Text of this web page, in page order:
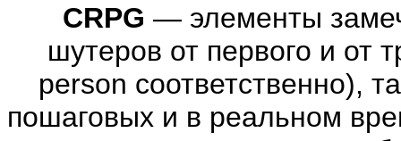
CRPG — элементы
шутеров от первого и от
person соответственно),
пошаговых и в реальном